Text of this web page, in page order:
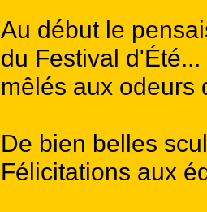
Au début le
du Festival d'Été...
mêlés aux odeurs
De bien belles
Félicitations aux